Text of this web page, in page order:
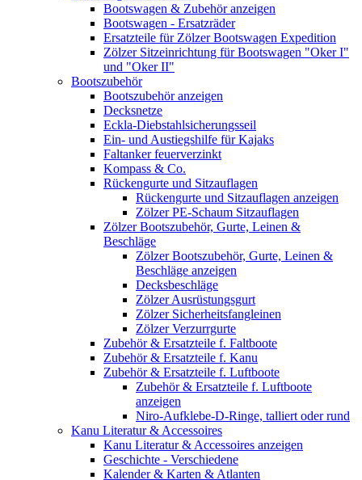
Bootswagen & Zubehör anzeigen
Bootswagen - Ersatzräder
Ersatzteile für Zölzer Bootswagen Expedition
Zölzer Sitzeinrichtung für Bootswagen "Oker I"
und "Oker II"
Bootszubehör
Bootszubehör anzeigen
Decksnetze
Eckla-Diebstahlsicherungsseil
Ein- und Austiegshilfe für Kajaks
Faltanker feuerverzinkt
Kompass & Co.
Rückengurte und Sitzauflagen
Rückengurte und Sitzauflagen anzeigen
Zölzer PE-Schaum Sitzauflagen
Zölzer Bootszubehör, Gurte, Leinen &
Beschläge
Zölzer Bootszubehör, Gurte, Leinen &
Beschläge anzeigen
Decksbeschläge
Zölzer Ausrüstungsgurt
Zölzer Sicherheitsfangleinen
Zölzer Verzurrgurte
Zubehör & Ersatzteile f. Faltboote
Zubehör & Ersatzteile f. Kanu
Zubehör & Ersatzteile f. Luftboote
Zubehör & Ersatzteile f. Luftboote
anzeigen
Niro-Aufklebe-D-Ringe, talliert oder rund
Kanu Literatur & Accessoires
Kanu Literatur & Accessoires anzeigen
Geschichte - Verschiedene
Kalender & Karten & Atlanten